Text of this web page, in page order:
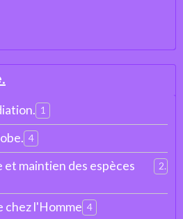
1
4
maintien des espèces
2
chez l'Homme 4